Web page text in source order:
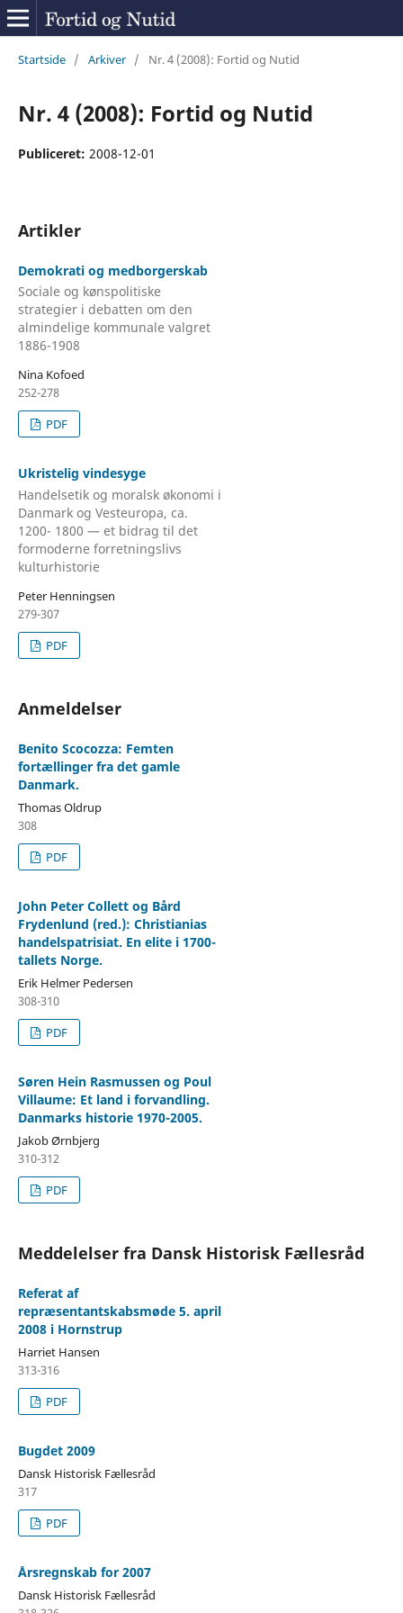
Startside / Arkiver / Nr. 4 (2008): Fortid og Nutid
Nr. 4 (2008): Fortid og Nutid
Publiceret: 2008-12-01
Artikler
Demokrati og medborgerskab
Sociale og kønspolitiske
strategier i debatten om den
almindelige kommunale valgret
1886-1908
Nina Kofoed
252-278
PDF
Ukristelig vindesyge
Handelsetik og moralsk økonomi i
Danmark og Vesteuropa, ca.
1200- 1800 — et bidrag til det
formoderne forretningslivs
kulturhistorie
Peter Henningsen
279-307
PDF
Anmeldelser
Benito Scocozza: Femten
fortællinger fra det gamle
Danmark.
Thomas Oldrup
308
PDF
John Peter Collett og Bård
Frydenlund (red.): Christianias
handelspatrisiat. En elite i 1700-
tallets Norge.
Erik Helmer Pedersen
308-310
PDF
Søren Hein Rasmussen og Poul
Villaume: Et land i forvandling.
Danmarks historie 1970-2005.
Jakob Ørnbjerg
310-312
PDF
Meddelelser fra Dansk Historisk Fællesråd
Referat af
repræsentantskabsmøde 5. april
2008 i Hornstrup
Harriet Hansen
313-316
PDF
Bugdet 2009
Dansk Historisk Fællesråd
317
PDF
Årsregnskab for 2007
Dansk Historisk Fællesråd